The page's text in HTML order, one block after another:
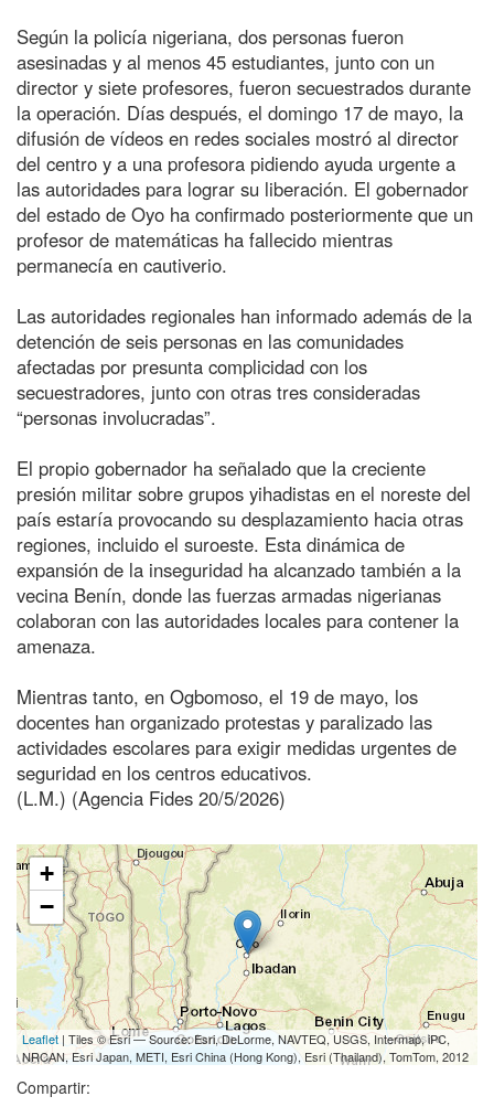
Según la policía nigeriana, dos personas fueron
asesinadas y al menos 45 estudiantes, junto con un
director y siete profesores, fueron secuestrados durante
la operación. Días después, el domingo 17 de mayo, la
difusión de vídeos en redes sociales mostró al director
del centro y a una profesora pidiendo ayuda urgente a
las autoridades para lograr su liberación. El gobernador
del estado de Oyo ha confirmado posteriormente que un
profesor de matemáticas ha fallecido mientras
permanecía en cautiverio.
Las autoridades regionales han informado además de la
detención de seis personas en las comunidades
afectadas por presunta complicidad con los
secuestradores, junto con otras tres consideradas
“personas involucradas”.
El propio gobernador ha señalado que la creciente
presión militar sobre grupos yihadistas en el noreste del
país estaría provocando su desplazamiento hacia otras
regiones, incluido el suroeste. Esta dinámica de
expansión de la inseguridad ha alcanzado también a la
vecina Benín, donde las fuerzas armadas nigerianas
colaboran con las autoridades locales para contener la
amenaza.
Mientras tanto, en Ogbomoso, el 19 de mayo, los
docentes han organizado protestas y paralizado las
actividades escolares para exigir medidas urgentes de
seguridad en los centros educativos.
(L.M.) (Agencia Fides 20/5/2026)
+
−
Leaflet | Tiles © Esri — Source: Esri, DeLorme, NAVTEQ, USGS, Intermap, iPC,
NRCAN, Esri Japan, METI, Esri China (Hong Kong), Esri (Thailand), TomTom, 2012
Compartir: